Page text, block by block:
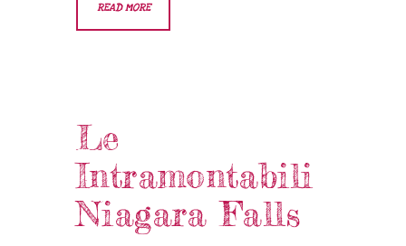
READ MORE
Le
Intramontabili
Niagara Falls